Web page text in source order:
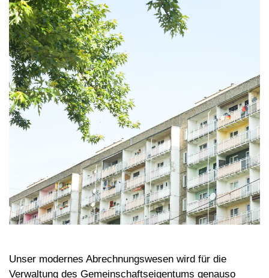
Unser modernes Abrechnungswesen wird für die
Verwaltung des Gemeinschaftseigentums genauso